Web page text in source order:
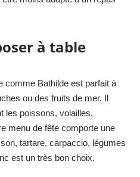
à table
comme Bathilde est parfait à
ou des fruits de mer. Il
les poissons, volailles,
menu de fête comporte une
tartare, carpaccio, légumes
est un très bon choix.